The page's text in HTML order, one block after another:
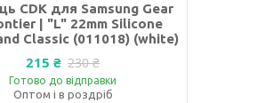
CDK для Samsung Gear
| "L" 22mm Silicone
Classic (011018) (white)
215 ₴ 230 ₴
Готово до відправки
Оптом і в роздріб